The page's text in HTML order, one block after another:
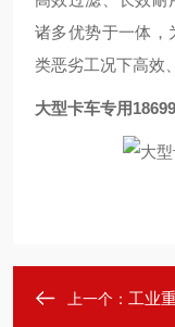
诸多优势于一体，
类恶劣工况下高效
大型卡车专用
上一个： 工业